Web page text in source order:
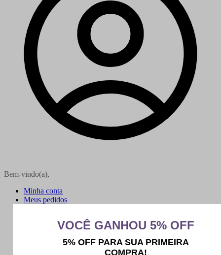
Bem-vindo(a),
Minha conta
Meus pedidos